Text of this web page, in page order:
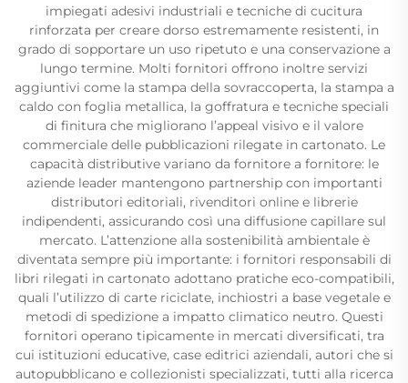
impiegati adesivi industriali e tecniche di cucitura
rinforzata per creare dorso estremamente resistenti, in
grado di sopportare un uso ripetuto e una conservazione a
lungo termine. Molti fornitori offrono inoltre servizi
aggiuntivi come la stampa della sovraccoperta, la stampa a
caldo con foglia metallica, la goffratura e tecniche speciali
di finitura che migliorano l’appeal visivo e il valore
commerciale delle pubblicazioni rilegate in cartonato. Le
capacità distributive variano da fornitore a fornitore: le
aziende leader mantengono partnership con importanti
distributori editoriali, rivenditori online e librerie
indipendenti, assicurando così una diffusione capillare sul
mercato. L’attenzione alla sostenibilità ambientale è
diventata sempre più importante: i fornitori responsabili di
libri rilegati in cartonato adottano pratiche eco-compatibili,
quali l’utilizzo di carte riciclate, inchiostri a base vegetale e
metodi di spedizione a impatto climatico neutro. Questi
fornitori operano tipicamente in mercati diversificati, tra
cui istituzioni educative, case editrici aziendali, autori che si
autopubblicano e collezionisti specializzati, tutti alla ricerca